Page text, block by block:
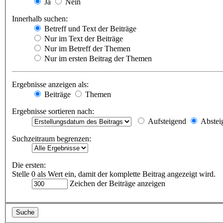
Ja
Nein
Innerhalb suchen:
Betreff und Text der Beiträge
Nur im Text der Beiträge
Nur im Betreff der Themen
Nur im ersten Beitrag der Themen
Ergebnisse anzeigen als:
Beiträge
Themen
Ergebnisse sortieren nach:
Aufsteigend
Suchzeitraum begrenzen:
Die ersten:
Stelle 0 als Wert ein, damit der komplette Beitrag angezeigt wird.
Zeichen der Beiträge anzeigen